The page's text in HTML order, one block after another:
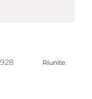
Riunite